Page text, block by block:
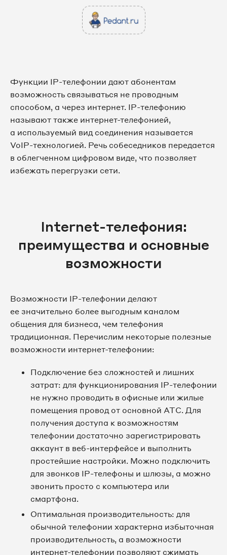
Функции IP-телефонии дают абонентам
возможность связываться не проводным
способом, а через интернет. IP-телефонию
называют также интернет-телефонией,
а используемый вид соединения называется
VoIP-технологией. Речь собеседников передается
в облегченном цифровом виде, что позволяет
избежать перегрузки сети.
Internet-телефония:
преимущества и основные
возможности
Возможности IP-телефонии делают
ее значительно более выгодным каналом
общения для бизнеса, чем телефония
традиционная. Перечислим некоторые полезные
возможности интернет-телефонии:
Подключение без сложностей и лишних
затрат: для функционирования IP-телефонии
не нужно проводить в офисные или жилые
помещения провод от основной АТС. Для
получения доступа к возможностям
телефонии достаточно зарегистрировать
аккаунт в веб-интерфейсе и выполнить
простейшие настройки. Можно подключить
для звонков IP-телефоны и шлюзы, а можно
звонить просто с компьютера или
смартфона.
Оптимальная производительность: для
обычной телефонии характерна избыточная
производительность, а возможности
интернет-телефонии позволяют сжимать